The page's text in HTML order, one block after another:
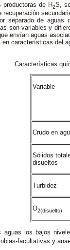
productoras de H2S,
separado de
son variables y
envían aguas
características del
Características
Variable
Crudo en
Sólidos
disueltos
Turbidez
O2(disuelto)
aguas los bajos
facultativas y